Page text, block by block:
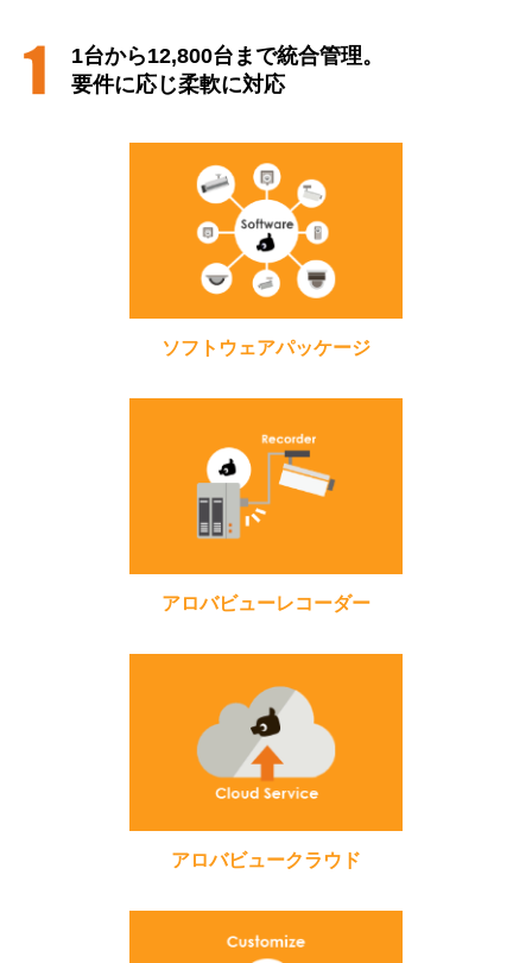
1台から12,800台まで統合管理。
要件に応じ柔軟に対応
ソフトウェアパッケージ
アロバビューレコーダー
アロバビュークラウド